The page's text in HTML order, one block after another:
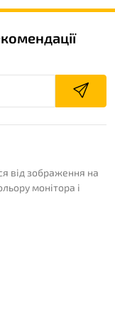
від зображення на
монітора і